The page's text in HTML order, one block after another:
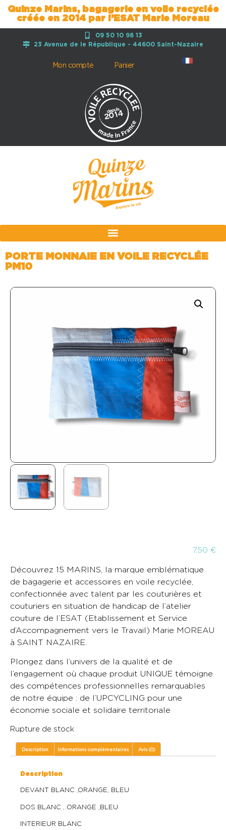
Quinze Marins, bagagerie en voile recyclée
créée en 2014 par l’ESAT Marie Moreau
09 50 10 98 13
23 Avenue de le République - 44600 Saint-Nazaire
Mon compte Panier
PORTE MONNAIE EN VOILE RECYCLÉE
PM10
7,50 €
Découvrez 15 MARINS, la marque emblématique
de bagagerie et accessoires en voile recyclée,
confectionnée avec talent par les couturières et
couturiers en situation de handicap de l’atelier
couture de l’ESAT (Etablissement et Service
d’Accompagnement vers le Travail) Marie MOREAU
à SAINT NAZAIRE.
Plongez dans l’univers de la qualité et de
l’engagement où chaque produit UNIQUE témoigne
des compétences professionnelles remarquables
de notre équipe : de l’UPCYCLING pour une
économie sociale et solidaire territoriale
Rupture de stock
Description Informations complémentaires Avis (0)
Description
DEVANT BLANC ,ORANGE, BLEU
DOS BLANC , ORANGE ,BLEU
INTERIEUR BLANC